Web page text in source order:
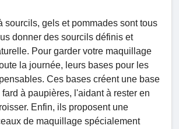
sourcils, gels et pommades sont tous
donner des sourcils définis et
Pour garder votre maquillage
la journée, leurs bases pour les
Ces bases créent une base
fard à paupières, l'aidant à rester en
Enfin, ils proposent une
de maquillage spécialement